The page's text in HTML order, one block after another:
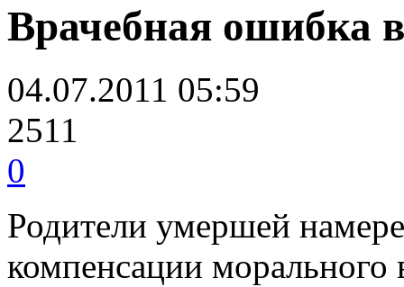
Врачебная ошибка
04.07.2011 05:59
2511
0
Родители умершей
компенсации морального